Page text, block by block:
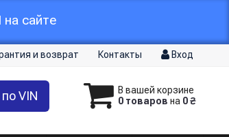
сайте
и возврат Контакты Вход
В вашей корзине
0 товаров на 0 ₴
VIN